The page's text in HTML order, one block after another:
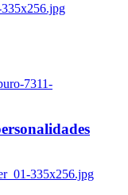
7311-
335x256.jpg